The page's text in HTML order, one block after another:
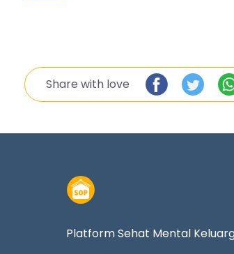
Share with love
Platform Sehat Mental